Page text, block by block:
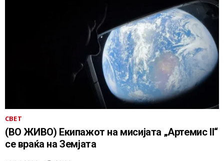
СВЕТ
(ВО ЖИВО) Екипажот на мисијата „Артемис II“
се враќа на Земјата